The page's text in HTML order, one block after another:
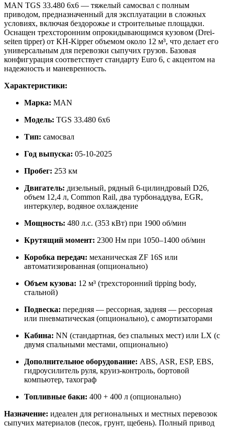
MAN TGS 33.480 6x6 — тяжелый самосвал с полным
приводом, предназначенный для эксплуатации в сложных
условиях, включая бездорожье и строительные площадки.
Оснащен трехсторонним опрокидывающимся кузовом (Drei-
seiten tipper) от KH-Kipper объемом около 12 м³, что делает его
универсальным для перевозки сыпучих грузов. Базовая
конфигурация соответствует стандарту Euro 6, с акцентом на
надежность и маневренность.
Характеристики:
Марка: MAN
Модель: TGS 33.480 6x6
Тип: самосвал
Год выпуска: 05-10-2025
Пробег: 253 км
Двигатель: дизельный, рядный 6-цилиндровый D26,
объем 12,4 л, Common Rail, два турбонаддува, EGR,
интеркулер, водяное охлаждение
Мощность: 480 л.с. (353 кВт) при 1900 об/мин
Крутящий момент: 2300 Нм при 1050–1400 об/мин
Коробка передач: механическая ZF 16S или
автоматизированная (опционально)
Объем кузова: 12 м³ (трехсторонний tipping body,
стальной)
Подвеска: передняя — рессорная, задняя — рессорная
или пневматическая (опционально), с амортизаторами
Кабина: NN (стандартная, без спальных мест) или LX (с
двумя спальными местами, опционально)
Дополнительное оборудование: ABS, ASR, ESP, EBS,
гидроусилитель руля, круиз-контроль, бортовой
компьютер, тахограф
Топливные баки: 400 + 400 л (опционально)
Назначение: идеален для региональных и местных перевозок
сыпучих материалов (песок, грунт, щебень). Полный привод